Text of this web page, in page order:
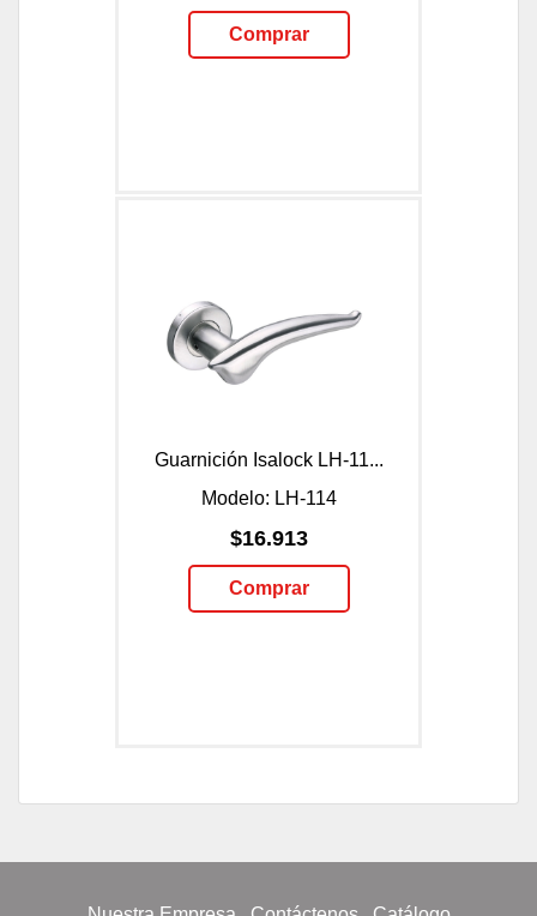
Comprar
Guarnición Isalock LH-11...
Modelo: LH-114
$16.913
Comprar